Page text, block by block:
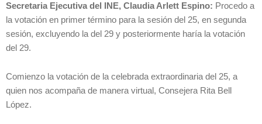
Secretaria Ejecutiva del INE, Claudia Arlett Espino: Procedo a
la votación en primer término para la sesión del 25, en segunda
sesión, excluyendo la del 29 y posteriormente haría la votación
del 29.
Comienzo la votación de la celebrada extraordinaria del 25, a
quien nos acompaña de manera virtual, Consejera Rita Bell
López.